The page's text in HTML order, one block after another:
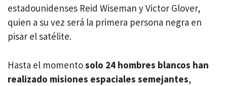
estadounidenses Reid Wiseman y Victor Glover,
quien a su vez será la primera persona negra en
pisar el satélite.
Hasta el momentosolo 24 hombres blancos han
realizado misiones espaciales semejantes,